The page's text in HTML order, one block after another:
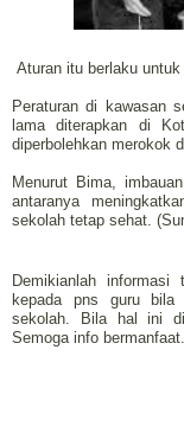
Aturan itu berlaku
Peraturan di kawasan
lama diterapkan di
diperbolehkan merokok
Menurut Bima,
antaranya
sekolah tetap sehat.
Demikianlah informasi
kepada pns guru bila
sekolah. Bila hal ini
Semoga info bermanfaat.